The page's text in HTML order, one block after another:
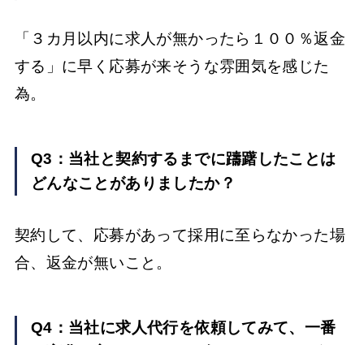
「３カ月以内に求人が無かったら１００％返金
する」に早く応募が来そうな雰囲気を感じた
為。
Q3：当社と契約するまでに躊躇したことは
どんなことがありましたか？
契約して、応募があって採用に至らなかった場
合、返金が無いこと。
Q4：当社に求人代行を依頼してみて、一番